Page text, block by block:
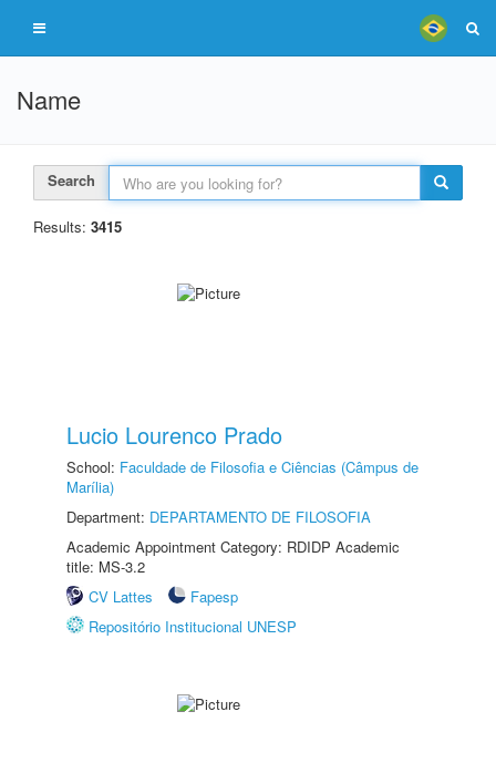
Name
Search
Results: 3415
Lucio Lourenco Prado
School: Faculdade de Filosofia e Ciências (Câmpus de
Marília)
Department: DEPARTAMENTO DE FILOSOFIA
Academic Appointment Category: RDIDP Academic
title: MS-3.2
CV Lattes
Fapesp
Repositório Institucional UNESP